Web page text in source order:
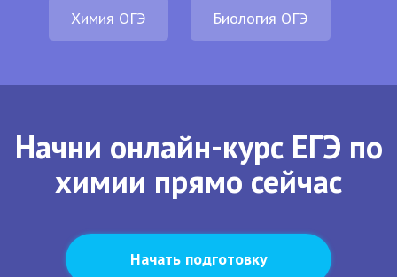
Химия ОГЭ Биология ОГЭ
Начни онлайн-курс ЕГЭ по
химии прямо сейчас
Начать подготовку